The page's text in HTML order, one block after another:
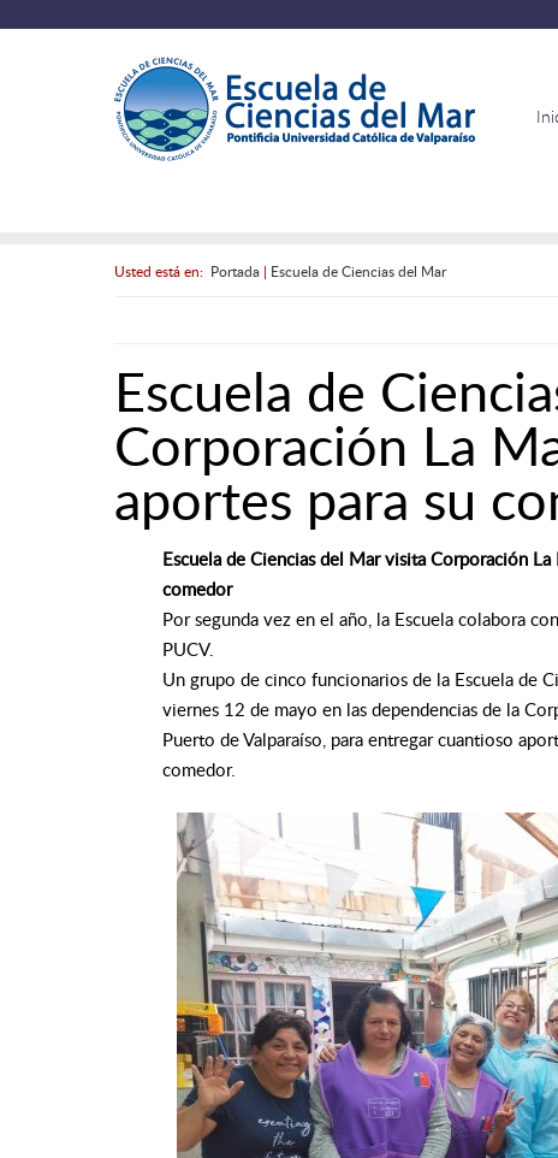
Usted está en: Portada| Escuela de Ciencias del Mar
Escuela de
Corporación La
aportes para su
Escuela de Ciencias del Mar visita Corporación
comedor
Por segunda vez en el año, la Escuela colabora
PUCV.
Un grupo de cinco funcionarios de la Escuela de
viernes 12 de mayo en las dependencias de la
Puerto de Valparaíso, para entregar cuantioso
comedor.